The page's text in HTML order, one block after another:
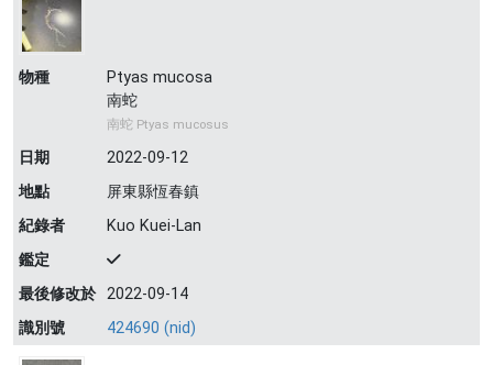
物種
Ptyas mucosa
南蛇
南蛇 Ptyas mucosus
日期
2022-09-12
地點
屏東縣恆春鎮
紀錄者
Kuo Kuei-Lan
鑑定
最後修改於 2022-09-14
識別號
424690 (nid)